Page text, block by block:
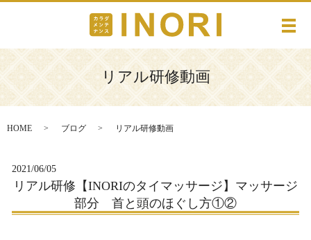
メ
リアル研修動画
HOME ブログ リアル研修動画
2021/06/05
リアル研修【INORIのタイマッサージ】マッサージ
部分 首と頭のほぐし方①②